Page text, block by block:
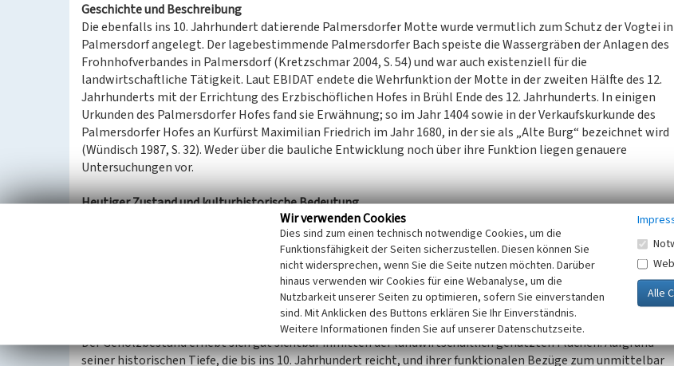
Geschichte und Beschreibung
Die ebenfalls ins 10. Jahrhundert datierende Palmersdorfer Motte wurde vermutlich zum Schutz der Vogtei in
Palmersdorf angelegt. Der lagebestimmende Palmersdorfer Bach speiste die Wassergräben der Anlagen des
Frohnhofverbandes in Palmersdorf (Kretzschmar 2004, S. 54) und war auch existenziell für die
landwirtschaftliche Tätigkeit. Laut EBIDAT endete die Wehrfunktion der Motte in der zweiten Hälfte des 12.
Jahrhunderts mit der Errichtung des Erzbischöflichen Hofes in Brühl Ende des 12. Jahrhunderts. In einigen
Urkunden des Palmersdorfer Hofes fand sie Erwähnung; so im Jahr 1404 sowie in der Verkaufskurkunde des
Palmersdorfer Hofes an Kurfürst Maximilian Friedrich im Jahr 1680, in der sie als „Alte Burg“ bezeichnet wird
(Wündisch 1987, S. 32). Weder über die bauliche Entwicklung noch über ihre Funktion liegen genauere
Untersuchungen vor.
Heutiger Zustand und kulturhistorische Bedeutung
Bis heute erhalten sind der Mottenhügel sowie der Wassergraben. Die Anlage ist von einem Kranz aus
und Sträuchern umgeben und durch einen Zaun geschützt. Der Bereich, der noch einen weiteren, ebenfalls
vom Palmersdorfer Bach gespeisten Teich enthält, ist als Landschaftsschutzgebiet (Schutzwürdige Biotope
in NRW: BK-5107-038 Teich und Gehölzbestand am Palmersdorfer Bach) ausgewiesen. Der ebenfalls von
Bäumen und Sträuchern (Stieleiche, Esche, Pappel, Weißdorn, Schneebeere, Holunder) bestandene und gut
erkennbare Hügel hat laut DGK 5 etwa die Maße 30x25 Meter; der umgebende Wassergraben ist stellenweise
Der Gehölzbestand erhebt sich gut sichtbar inmitten der landwirtschaftlich genutzten Flächen. Aufgrund
seiner historischen Tiefe, die bis ins 10. Jahrhundert reicht, und ihrer funktionalen Bezüge zum unmittelbar
Wir verwenden Cookies
Dies sind zum einen technisch notwendige Cookies, um die
Funktionsfähigkeit der Seiten sicherzustellen. Diesen können Sie
nicht widersprechen, wenn Sie die Seite nutzen möchten. Darüber
hinaus verwenden wir Cookies für eine Webanalyse, um die
Nutzbarkeit unserer Seiten zu optimieren, sofern Sie einverstanden
sind. Mit Anklicken des Buttons erklären Sie Ihr Einverständnis.
Weitere Informationen finden Sie auf unserer Datenschutzseite.